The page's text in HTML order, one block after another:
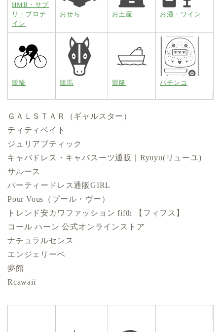
HMB・サプ
リ・プロテ
イン
おせち お土産 お酒・ワイン
競輪 競馬 競艇 パチンコ
ＧＡＬＳＴＡＲ（ギャルスター）
ティティベイト
ジュリアブティック
キャバドレス・キャバスーツ通販｜Ryuyu(リューユ)
サルース
パーティードレス通販GIRL
Pour Vous（プール・ヴー）
トレンド安カワファッション fifth 【フィフス】
コール ハーン 公式オンラインストア
ナチュラルセンス
エンジェリーベ
夢館
Rcawaii